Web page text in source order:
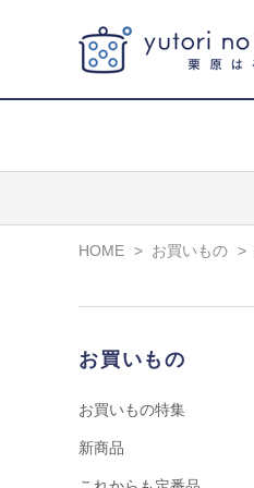
HOME > お買いもの >
お買いもの
お買いもの特集
新商品